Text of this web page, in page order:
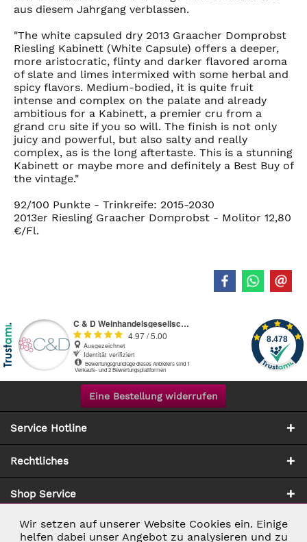
aus diesem Jahrgang verblassen.
"The white capsuled dry 2013 Graacher Domprobst
Riesling Kabinett (White Capsule) offers a deeper,
more aristocratic, flinty and darker flavored aroma
of slate and limes intermixed with some herbal and
spicy flavors. Medium-bodied, it is quite fruit
intense and complex on the palate and already
ambitious for a Kabinett, a premier cru from a
grand cru site if you so will. The finish is not only
juicy and powerful, but also salty and really
complex, as is the long aftertaste. This is a stunning
Kabinett or maybe more and definitely a Best Buy of
the vintage."
92/100 Punkte - Trinkreife: 2015-2030
2013er Riesling Graacher Domprobst - Molitor 12,80
€/Fl.
Eine Bestellung widerrufen
Service Hotline
Rechtliches
Shop Service
Zahlung & Versand
Notwendig Aktiv
Wir setzen auf unserer Website Cookies ein. Einige
helfen dabei unser Angebot zu analysieren und zu